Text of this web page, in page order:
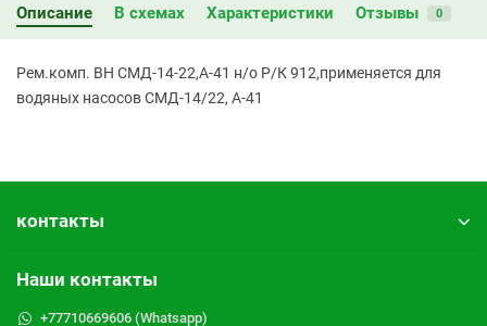
Описание В схемах Характеристики Отзывы 0
Рем.комп. ВН СМД-14-22,А-41 н/о Р/К 912,применяется для
водяных насосов СМД-14/22, А-41
контакты
Наши контакты
+77710669606 (Whatsapp)